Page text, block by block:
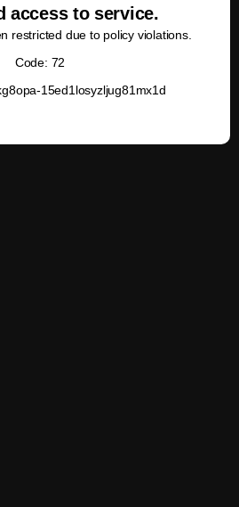
access to service.
restricted due to policy violations.
Code: 72
15ed1losyzljug81mx1d